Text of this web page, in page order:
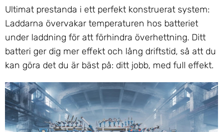
Ultimat prestanda i ett perfekt konstruerat system:
Laddarna övervakar temperaturen hos batteriet
under laddning för att förhindra överhettning. Ditt
batteri ger dig mer effekt och lång driftstid, så att du
kan göra det du är bäst på: ditt jobb, med full effekt.